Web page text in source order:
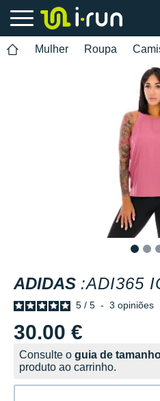
Mulher Roupa
ADIDAS :ADI365
5 / 5 - 3 opiniões
30.00 €
Consulte o guia de
produto ao carrinho.